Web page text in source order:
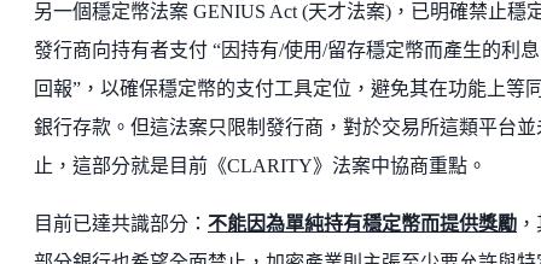
另一個穩定幣法案 GENIUS Act (天才法案)，已明確禁止穩
發行商向持有者支付 “因持有/使用/留存穩定幣而產生的利
回報”，以確保穩定幣的支付工具定位，避免其在功能上等
銀行存款。但這法案只限制發行商，對於交易所這類平台並
止，這部分就是目前《CLARITY》法案中協商重點。
目前已達共識部分： 不能因為單純持有穩定幣而提供獎勵